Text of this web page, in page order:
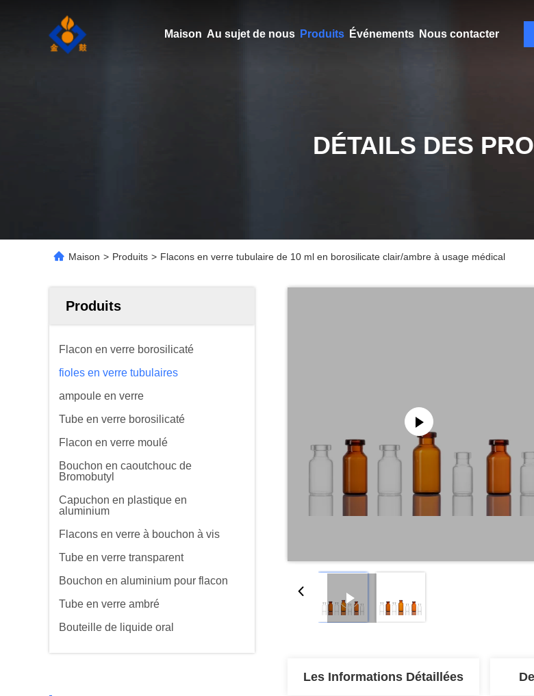
Maison Au sujet de nous Produits Événements Nous contacter
DÉTAILS DES
Maison > Produits > Flacons en verre tubulaire de 10 ml en borosilicate clair/ambre à usage médical
Produits
Flacon en verre borosilicaté
fioles en verre tubulaires
ampoule en verre
Tube en verre borosilicaté
Flacon en verre moulé
Bouchon en caoutchouc de
Bromobutyl
Capuchon en plastique en
aluminium
Flacons en verre à bouchon à vis
Tube en verre transparent
Bouchon en aluminium pour flacon
Tube en verre ambré
Bouteille de liquide oral
Les Informations Détaillées